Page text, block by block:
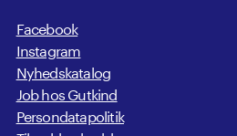
Facebook
Instagram
Nyhedskatalog
Job hos Gutkind
Persondatapolitik